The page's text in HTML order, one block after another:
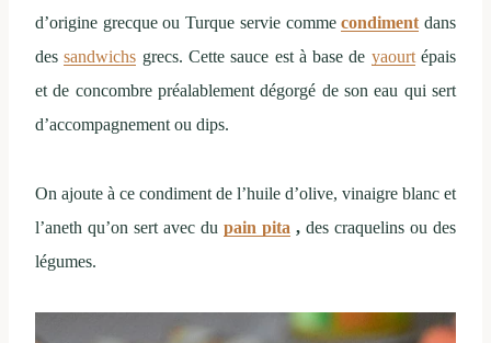
d’origine grecque ou Turque servie commecondiment dans
dessandwichs grecs. Cette sauce est à base de yaourtépais
et de concombre préalablement dégorgé de son eau qui sert
d’accompagnement ou dips.
On ajoute à ce condiment de l’huile d’olive, vinaigre blanc et
l’aneth qu’on sert avec du pain pita , des craquelins ou des
légumes.